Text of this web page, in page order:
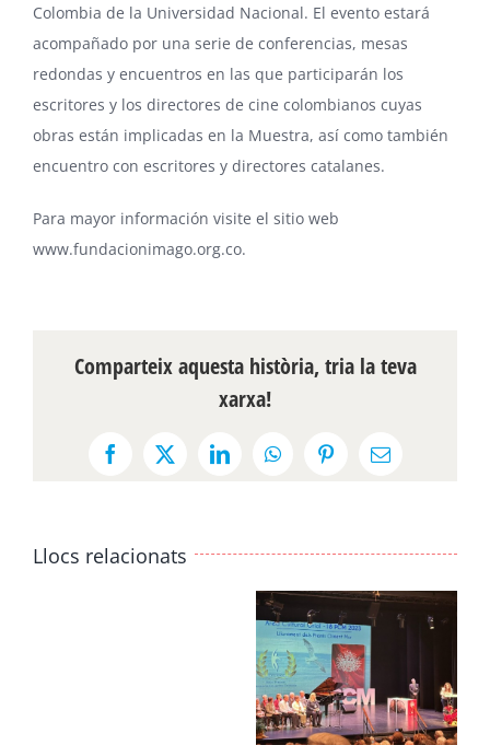
Colombia de la Universidad Nacional. El evento estará
acompañado por una serie de conferencias, mesas
redondas y encuentros en las que participarán los
escritores y los directores de cine colombianos cuyas
obras están implicadas en la Muestra, así como también
encuentro con escritores y directores catalanes.
Para mayor información visite el sitio web
www.fundacionimago.org.co.
Comparteix aquesta història, tria la teva
xarxa!
Facebook
X LinkedInWhatsAppPinterestEmail:
Llocs relacionats